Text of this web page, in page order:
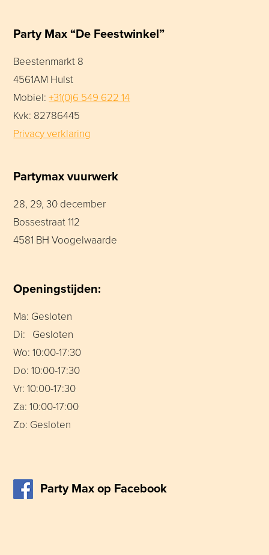
Party Max “De Feestwinkel”
Beestenmarkt 8
4561AM Hulst
Mobiel:+31(0)6 549 622 14
Kvk: 82786445
Privacy verklaring
Partymax vuurwerk
28, 29, 30 december
Bossestraat 112
4581 BH Voogelwaarde
Openingstijden:
Ma: Gesloten
Di: Gesloten
Wo: 10:00-17:30
Do: 10:00-17:30
Vr: 10:00-17:30
Za: 10:00-17:00
Zo: Gesloten
Party Max op Facebook